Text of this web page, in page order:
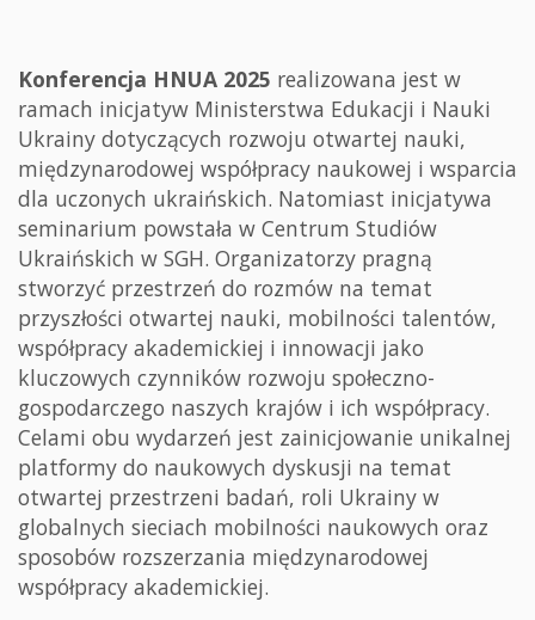
Konferencja HNUA 2025 realizowana jest w
ramach inicjatyw Ministerstwa Edukacji i Nauki
Ukrainy dotyczących rozwoju otwartej nauki,
międzynarodowej współpracy naukowej i wsparcia
dla uczonych ukraińskich. Natomiast inicjatywa
seminarium powstała w Centrum Studiów
Ukraińskich w SGH. Organizatorzy pragną
stworzyć przestrzeń do rozmów na temat
przyszłości otwartej nauki, mobilności talentów,
współpracy akademickiej i innowacji jako
kluczowych czynników rozwoju społeczno-
gospodarczego naszych krajów i ich współpracy.
Celami obu wydarzeń jest zainicjowanie unikalnej
platformy do naukowych dyskusji na temat
otwartej przestrzeni badań, roli Ukrainy w
globalnych sieciach mobilności naukowych oraz
sposobów rozszerzania międzynarodowej
współpracy akademickiej.